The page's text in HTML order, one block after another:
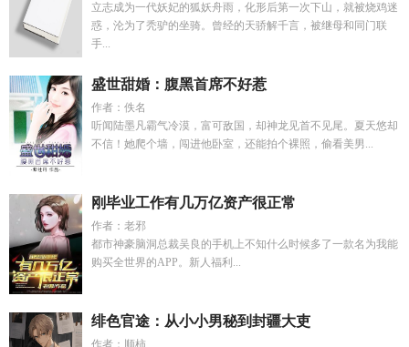
立志成为一代妖妃的狐妖舟雨，化形后第一次下山，就被烧鸡迷
惑，沦为了秃驴的坐骑。曾经的天骄解千言，被继母和同门联
手...
盛世甜婚：腹黑首席不好惹
作者：佚名
听闻陆墨凡霸气冷漠，富可敌国，却神龙见首不见尾。夏天悠却
不信！她爬个墙，闯进他卧室，还能拍个裸照，偷看美男...
刚毕业工作有几万亿资产很正常
作者：老邪
都市神豪脑洞总裁吴良的手机上不知什么时候多了一款名为我能
购买全世界的APP。新人福利...
绯色官途：从小小男秘到封疆大吏
作者：顺柿